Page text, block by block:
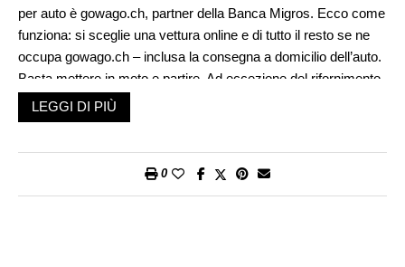
per auto è gowago.ch, partner della Banca Migros. Ecco come
funziona: si sceglie una vettura online e di tutto il resto se ne
occupa gowago.ch – inclusa la consegna a domicilio dell’auto.
Basta mettere in moto e partire. Ad eccezione del rifornimento
o della ricarica, tutti i costi sono inclusi nel prezzo fisso
mensile «all in one»: finanziamento, manutenzione/servizio,
autostradale. Tutti i costi sono riportati in modo trasparente.
LEGGI DI PIÙ
0